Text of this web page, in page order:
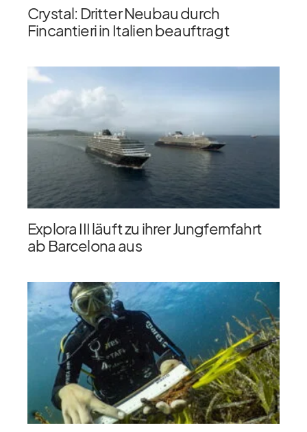
Crystal: Dritter Neubau durch
Fincantieri in Italien beauftragt
Explora III läuft zu ihrer Jungfernfahrt
ab Barcelona aus